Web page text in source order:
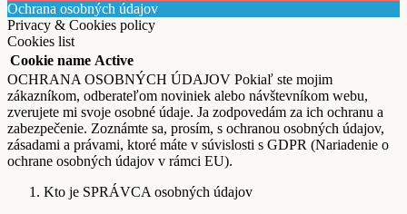
Ochrana osobných údajov
Privacy & Cookies policy
Cookies list
Cookie name Active
OCHRANA OSOBNÝCH ÚDAJOV Pokiaľ ste mojim
zákazníkom, odberateľom noviniek alebo návštevníkom webu,
zverujete mi svoje osobné údaje. Ja zodpovedám za ich ochranu a
zabezpečenie. Zoznámte sa, prosím, s ochranou osobných údajov,
zásadami a právami, ktoré máte v súvislosti s GDPR (Nariadenie o
ochrane osobných údajov v rámci EU).
Kto je SPRÁVCA osobných údajov